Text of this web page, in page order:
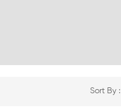
Sort By :